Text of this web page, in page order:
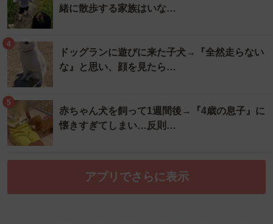
緒に散歩する家族はいな…
4
ドッグランに遊びに来た子犬→『全然走らない
な』と思い、顔を見たら…
5
赤ちゃん犬を飼って1週間後→『4歳の息子』に
懐きすぎてしまい…反則…
アプリでさらに表示